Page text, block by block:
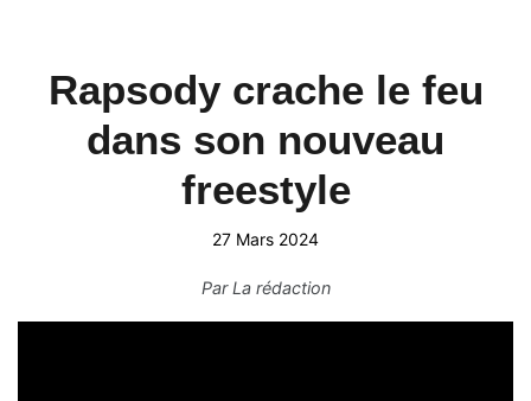
Rapsody crache le feu
dans son nouveau
freestyle
27 Mars 2024
ParLa rédaction